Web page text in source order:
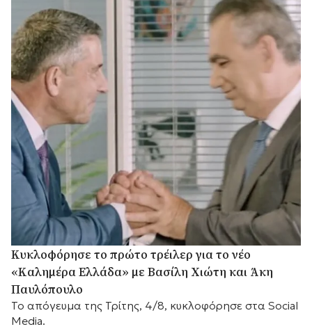
Κυκλοφόρησε το πρώτο τρέιλερ για το νέο
«Καλημέρα Ελλάδα» με Βασίλη Χιώτη και Άκη
Παυλόπουλο
Το απόγευμα της Τρίτης, 4/8, κυκλοφόρησε στα Social
Media.